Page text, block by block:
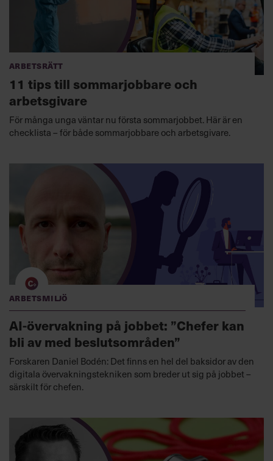
Arbetsrätt
11 tips till sommarjobbare och
arbetsgivare
För många unga väntar nu första sommarjobbet. Här är en
checklista – för både sommarjobbare och arbetsgivare.
Arbetsmiljö
AI-övervakning på jobbet: ”Chefer kan
bli av med beslutsområden”
Forskaren Daniel Bodén: Det finns en hel del baksidor av den
digitala övervakningstekniken som breder ut sig på jobbet –
särskilt för chefen.